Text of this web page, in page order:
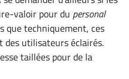
valoir pour du personal
que techniquement, ces
utilisateurs éclairés.
taillées pour de la